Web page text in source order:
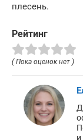
плесень.
Рейтинг
( Пока оценок нет )